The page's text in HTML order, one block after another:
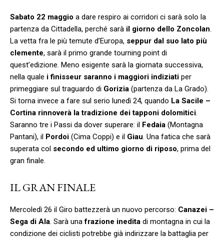
Sabato 22 maggio a dare respiro ai corridori ci sarà solo la
partenza da Cittadella, perché sarà il giorno dello Zoncolan.
La vetta fra le più temute d’Europa, seppur dal suo lato più
clemente, sarà il primo grande tourning point di
quest’edizione. Meno esigente sarà la giornata successiva,
nella quale i finisseur saranno i maggiori indiziati per
primeggiare sul traguardo di Gorizia (partenza da La Grado).
Si torna invece a fare sul serio lunedì 24, quando La Sacile –
Cortina rinnoverà la tradizione dei tapponi dolomitici.
Saranno tre i Passi da dover superare: il Fedaia (Montagna
Pantani), il Pordoi (Cima Coppi) e il Giau. Una fatica che sarà
superata col secondo ed ultimo giorno di riposo, prima del
gran finale.
IL GRAN FINALE
Mercoledì 26 il Giro battezzerà un nuovo percorso: Canazei –
Sega di Ala. Sarà unafrazione inedita di montagna in cui la
condizione dei ciclisti potrebbe già indirizzare la battaglia per